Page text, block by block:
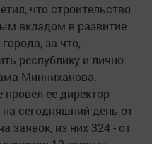
что строительство
вкладом в развитие
за что,
республику и лично
Минниханова.
ее директор
сегодняшний день от
заявок, из них 324 - от